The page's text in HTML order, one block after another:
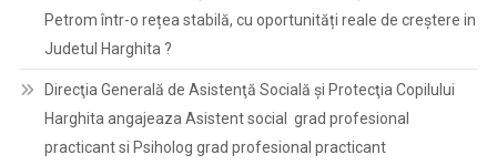
Petrom într-o rețea stabilă, cu oportunități reale de creștere in
Judetul Harghita ?
Direcţia Generală de Asistenţă Socială şi Protecţia Copilului
Harghita angajeaza Asistent social grad profesional
practicant si Psiholog grad profesional practicant